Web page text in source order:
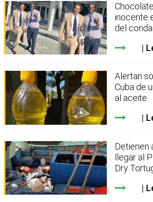
inocente
del
Alertan
Cuba de
al aceite
Detienen
llegar al
Dry